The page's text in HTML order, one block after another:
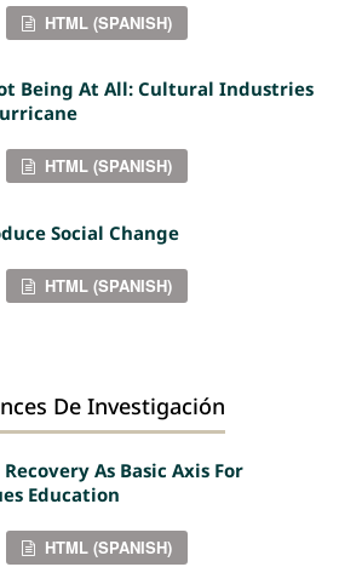
HTML (SPANISH)
Being At All: Cultural Industries
HTML (SPANISH)
Social Change
HTML (SPANISH)
De Investigación
As Basic Axis For
Education
HTML (SPANISH)